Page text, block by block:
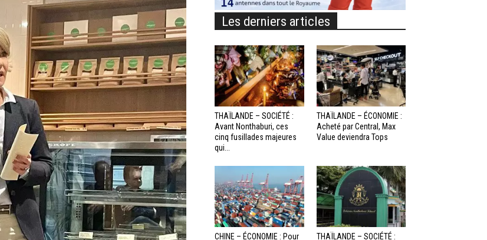
Les derniers articles
THAÏLANDE – SOCIÉTÉ :
Avant Nonthaburi, ces
cinq fusillades majeures
qui...
THAÏLANDE – ÉCONOMIE :
Acheté par Central, Max
Value deviendra Tops
CHINE – ÉCONOMIE : Pour
THAÏLANDE – SOCIÉTÉ :